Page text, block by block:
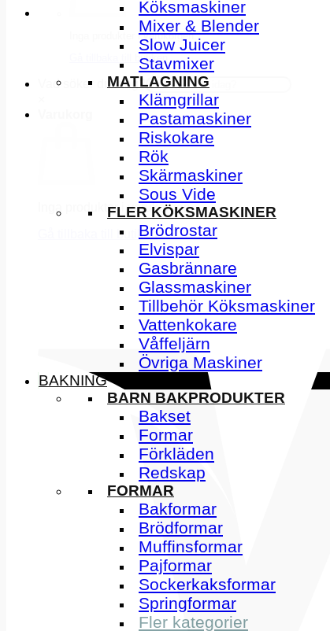
Inga produkter i varukorgen.
Gå tillbaka till butiken
Vad söker du idag?
Inga produkter i varukorgen.
Gå tillbaka till butiken
Köksmaskiner
Mixer & Blender
Slow Juicer
Stavmixer
MATLAGNING
Klämgrillar
Pastamaskiner
Riskokare
Rök
Skärmaskiner
Sous Vide
FLER KÖKSMASKINER
Brödrostar
Elvispar
Gasbrännare
Glassmaskiner
Tillbehör Köksmaskiner
Vattenkokare
Våffeljärn
Övriga Maskiner
BAKNING
BARN BAKPRODUKTER
Bakset
Formar
Förkläden
Redskap
FORMAR
Bakformar
Brödformar
Muffinsformar
Pajformar
Sockerkaksformar
Springformar
Fler kategorier